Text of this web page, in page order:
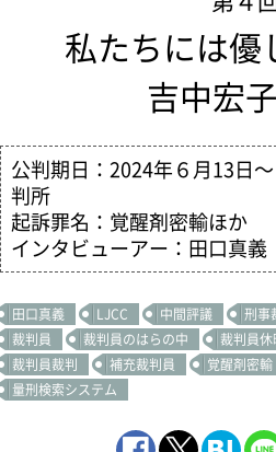
私たちには優
吉中宏
公判期日：2024年６月13日
判所
起訴罪名：覚醒剤密輸ほか
インタビューアー：田口真義
田口真義 LJCC 中間評議 刑事
裁判員
裁判員のはらの中 裁判員
裁判員裁判
補充裁判員 覚醒剤密輸
量刑検索システム